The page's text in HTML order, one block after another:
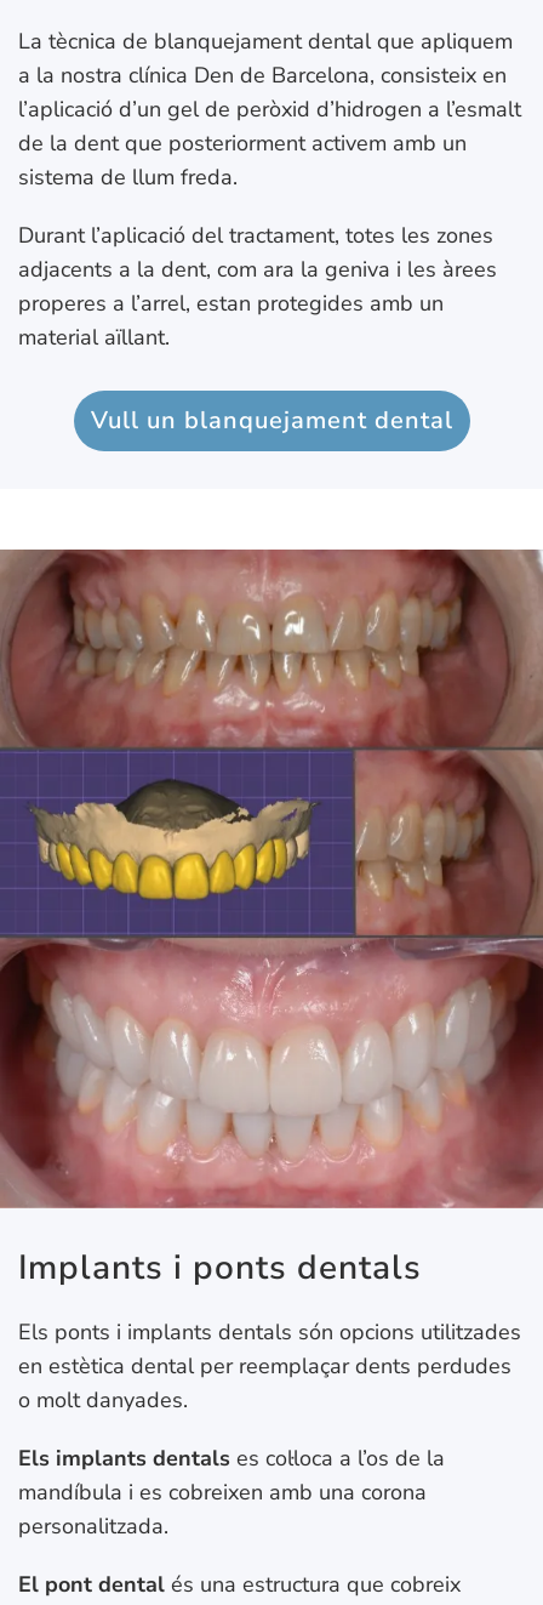
La tècnica de blanquejament dental que apliquem
a la nostra clínica Den de Barcelona, ​​consisteix en
l’aplicació d’un gel de peròxid d’hidrogen a l’esmalt
de la dent que posteriorment activem amb un
sistema de llum freda.
Durant l’aplicació del tractament, totes les zones
adjacents a la dent, com ara la geniva i les àrees
properes a l’arrel, estan protegides amb un
material aïllant.
Vull un blanquejament dental
Implants i ponts dentals
Els ponts i implants dentals són opcions utilitzades
en estètica dental per reemplaçar dents perdudes
o molt danyades.
Els implants dentals es col·loca a l’os de la
mandíbula i es cobreixen amb una corona
personalitzada.
El pont dental és una estructura que cobreix